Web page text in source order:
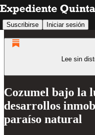
Suscribirse Iniciar sesión
Lee sin
Cozumel bajo la
desarrollos
paraíso natural